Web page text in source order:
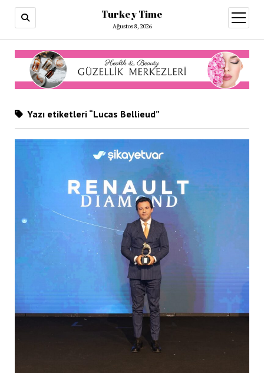
Turkey Time
Ağustos 8, 2026
aç
Yazı etiketleri “Lucas Bellieud”